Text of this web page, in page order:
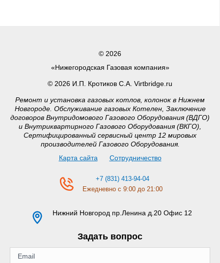
© 2026
«Нижегородская Газовая компания»
© 2026 И.П. Кротиков С.А. Virtbridge.ru
Ремонт и установка газовых котлов, колонок в Нижнем
Новгороде. Обслуживание газовых Котелен, Заключение
договоров Внутридомового Газового Оборудования (ВДГО)
и Внутриквартирного Газового Оборудования (ВКГО),
Сертифицированный сервисный центр 12 мировых
производителей Газового Оборудования.
Карта сайта
Сотрудничество
+7 (831) 413-94-04
Ежедневно с 9:00 до 21:00
Нижний Новгород пр.Ленина д.20 Офис 12
Задать вопрос